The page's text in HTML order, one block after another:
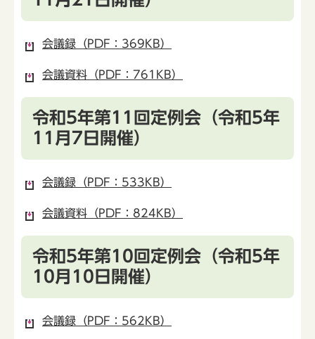
会議録（PDF：369KB）
会議資料（PDF：761KB）
令和5年第11回定例会（令和5年
11月7日開催）
会議録（PDF：533KB）
会議資料（PDF：824KB）
令和5年第10回定例会（令和5年
10月10日開催）
会議録（PDF：562KB）